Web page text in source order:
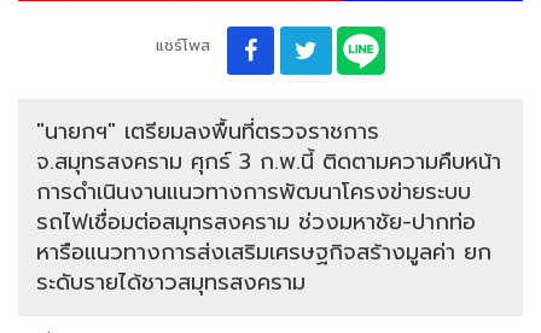
แชร์โพส
"นายกฯ" เตรียมลงพื้นที่ตรวจราชการ
จ.สมุทรสงคราม ศุกร์ 3 ก.พ.นี้ ติดตามความคืบหน้า
การดำเนินงานแนวทางการพัฒนาโครงข่ายระบบ
รถไฟเชื่อมต่อสมุทรสงคราม ช่วงมหาชัย-ปากท่อ
หารือแนวทางการส่งเสริมเศรษฐกิจสร้างมูลค่า ยก
ระดับรายได้ชาวสมุทรสงคราม